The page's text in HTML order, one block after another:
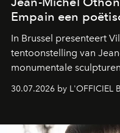
Empain een
In Brussel presenteert
tentoonstelling van
monumentale
fonkelend Murano-glas
een emotionele reis
moment van
30.07.2026 by L'OFFICIEL